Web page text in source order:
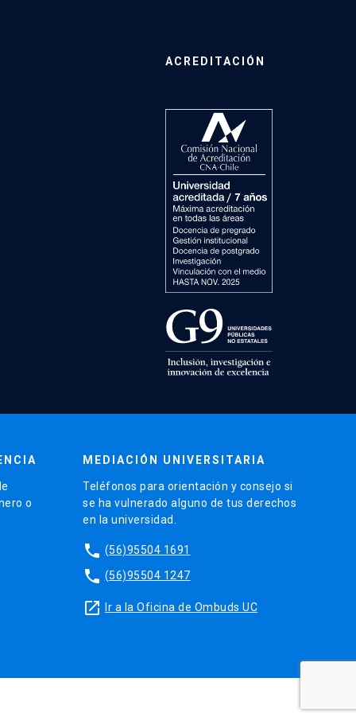
ACREDITACIÓN
o
MEDIACIÓN UNIVERSITARIA
Teléfonos para orientación y consejo si
se ha vulnerado alguno de tus derechos
en la universidad.
phone (56)95504 1691
phone (56)95504 1247
launch Ir a la Oficina de Ombuds UC